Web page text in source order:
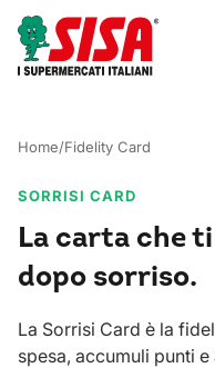
Home/Fidelity Card
SORRISI CARD
La carta che
dopo sorriso.
La Sorrisi Card è la
spesa, accumuli punti